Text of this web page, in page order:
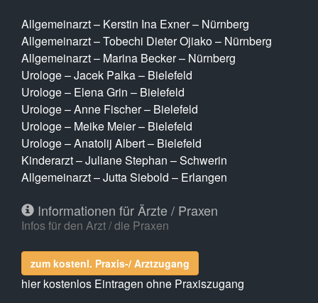
Allgemeinarzt – Kerstin Ina Exner – Nürnberg
Allgemeinarzt – Tobechi Dieter Ojiako – Nürnberg
Allgemeinarzt – Marina Becker – Nürnberg
Urologe – Jacek Palka – Bielefeld
Urologe – Elena Grin – Bielefeld
Urologe – Anne Fischer – Bielefeld
Urologe – Meike Meier – Bielefeld
Urologe – Anatolij Albert – Bielefeld
Kinderarzt – Juliane Stephan – Schwerin
Allgemeinarzt – Jutta Siebold – Erlangen
Informationen für Ärzte / Praxen
Infos für den Arzt / die Praxen
zum kostenl. Praxis-/ Arztzugang
hier kostenlos Eintragen ohne Praxiszugang